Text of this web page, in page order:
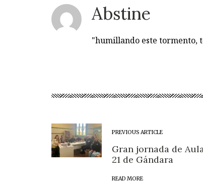
Abstine
"humillando este tormento,
PREVIOUS ARTICLE
Gran jornada de
21 de Gándara
READ MORE